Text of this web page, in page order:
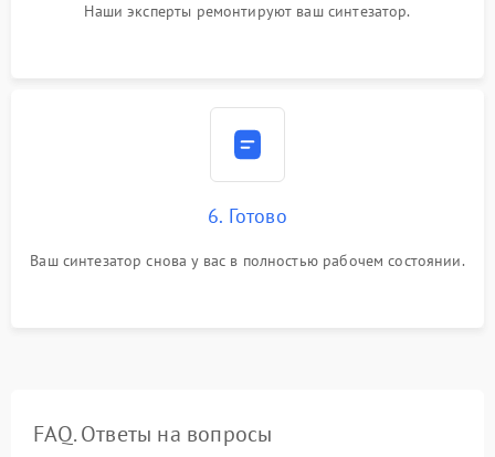
Наши эксперты ремонтируют ваш синтезатор.
6. Готово
Ваш синтезатор снова у вас в полностью рабочем состоянии.
FAQ. Ответы на вопросы